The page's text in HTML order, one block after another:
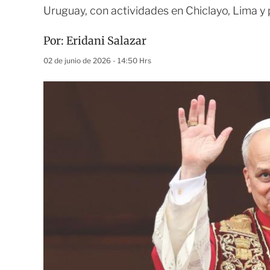
Uruguay, con actividades en Chiclayo, Lima
Por: Eridani Salazar
02 de junio de 2026 - 14:50 Hrs